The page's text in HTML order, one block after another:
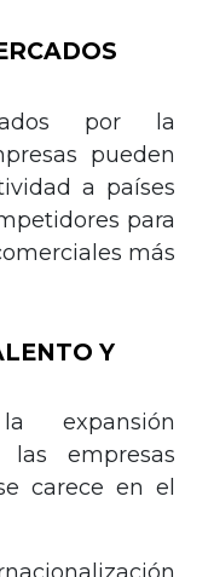
por la
pueden
a países
para
más
Y
expansión
empresas
carece en el